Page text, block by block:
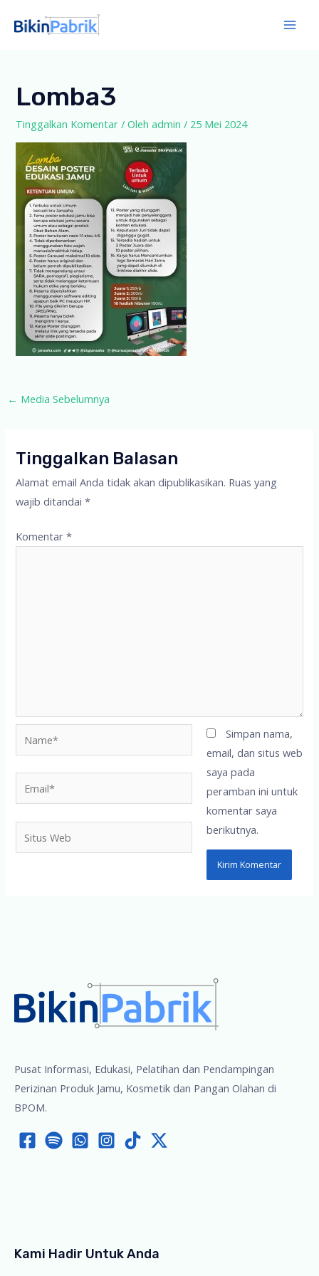
Lomba3
Tinggalkan Komentar / Olehadmin/ 25 Mei 2024
Post
← Media Sebelumnya
Tinggalkan Balasan
Alamat email Anda tidak akan dipublikasikan. Ruas yang
wajib ditandai*
Komentar*
Web
Simpan nama,
email, dan situs web
saya pada
peramban ini untuk
komentar saya
berikutnya.
Pusat Informasi, Edukasi, Pelatihan dan Pendampingan
Perizinan Produk Jamu, Kosmetik dan Pangan Olahan di
BPOM.
Kami Hadir Untuk Anda